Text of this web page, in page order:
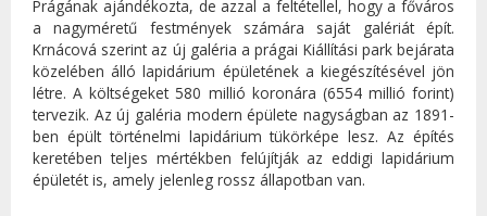
Prágának ajándékozta, de azzal a feltétellel, hogy a főváros
a nagyméretű festmények számára saját galériát épít.
Krnácová szerint az új galéria a prágai Kiállítási park bejárata
közelében álló lapidárium épületének a kiegészítésével jön
létre. A költségeket 580 millió koronára (6554 millió forint)
tervezik. Az új galéria modern épülete nagyságban az 1891-
ben épült történelmi lapidárium tükörképe lesz. Az építés
keretében teljes mértékben felújítják az eddigi lapidárium
épületét is, amely jelenleg rossz állapotban van.